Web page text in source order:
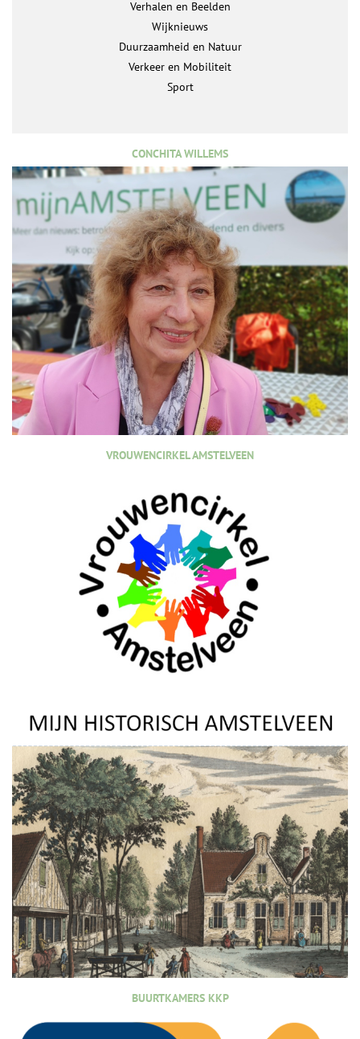
Verhalen en Beelden
Wijknieuws
Duurzaamheid en Natuur
Verkeer en Mobiliteit
Sport
CONCHITA WILLEMS
VROUWENCIRKEL AMSTELVEEN
BUURTKAMERS KKP